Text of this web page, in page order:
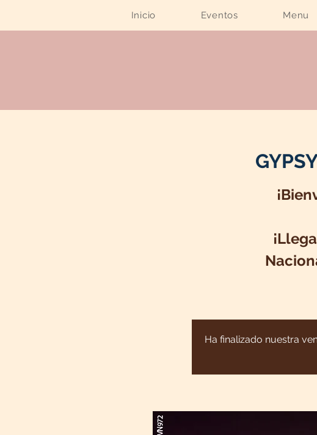
Inicio Eventos Menu
Ha finalizado nuestra